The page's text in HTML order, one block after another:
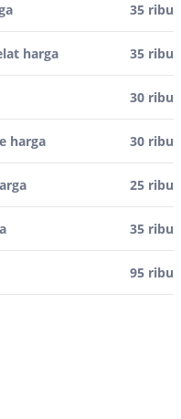
35 ribu
harga 35 ribu
30 ribu
harga 30 ribu
25 ribu
35 ribu
95 ribu